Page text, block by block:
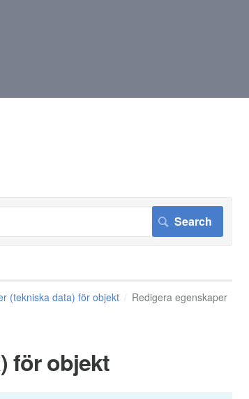
(tekniska data) för objekt
Redigera egenskaper
för objekt